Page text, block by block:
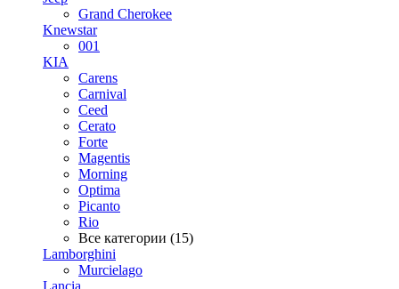
Grand Cherokee
Knewstar
001
KIA
Carens
Carnival
Ceed
Cerato
Forte
Magentis
Morning
Optima
Picanto
Rio
Все категории (15)
Lamborghini
Murcielago
Lancia